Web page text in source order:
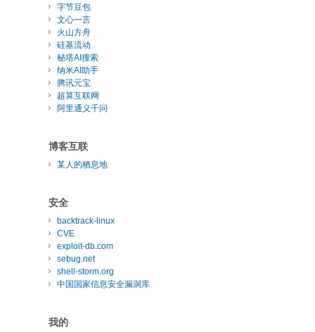
字节豆包
文心一言
火山方舟
硅基流动
秘塔AI搜索
纳米AI助手
腾讯元宝
超算互联网
阿里通义千问
博客互联
某人的栖息地
安全
backtrack-linux
CVE
exploit-db.com
sebug.net
shell-storm.org
中国国家信息安全漏洞库
我的